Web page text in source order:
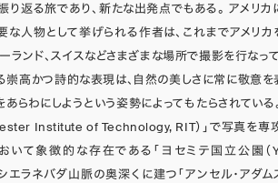
り返る旅であり、新たな出発点でもある。 アメリ
な人物として挙げられる作者は、これまでアメリカ
ーランド、スイスなどさまざまな場所で撮影を行なっ
崇高かつ詩的な表現は、自然の美しさに常に敬意を
らわにしようという姿勢によってもたらされている
Institute of Technology, RIT）」で写真を専
いて象徴的な存在である「ヨセミテ国立公園
シエラネバダ山脈の奥深くに建つ「アンセル・アダム